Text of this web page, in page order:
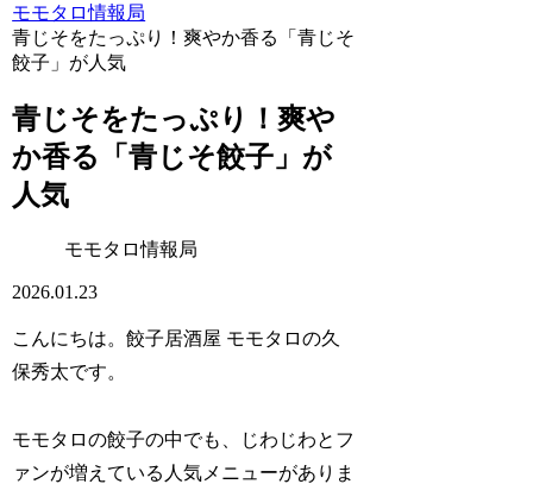
モモタロ情報局
青じそをたっぷり！爽やか香る「青じそ
餃子」が人気
青じそをたっぷり！爽や
か香る「青じそ餃子」が
人気
モモタロ情報局
2026.01.23
こんにちは。餃子居酒屋 モモタロの久
保秀太です。
モモタロの餃子の中でも、じわじわとフ
ァンが増えている人気メニューがありま